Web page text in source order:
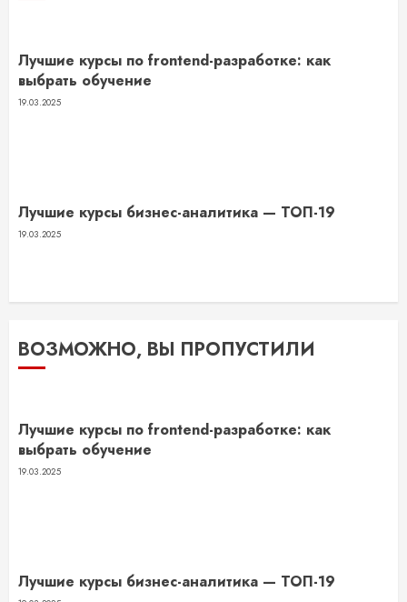
Лучшие курсы по frontend-разработке: как
выбрать обучение
19.03.2025
Лучшие курсы бизнес-аналитика — ТОП-19
19.03.2025
ВОЗМОЖНО, ВЫ ПРОПУСТИЛИ
Лучшие курсы по frontend-разработке: как
выбрать обучение
19.03.2025
Лучшие курсы бизнес-аналитика — ТОП-19